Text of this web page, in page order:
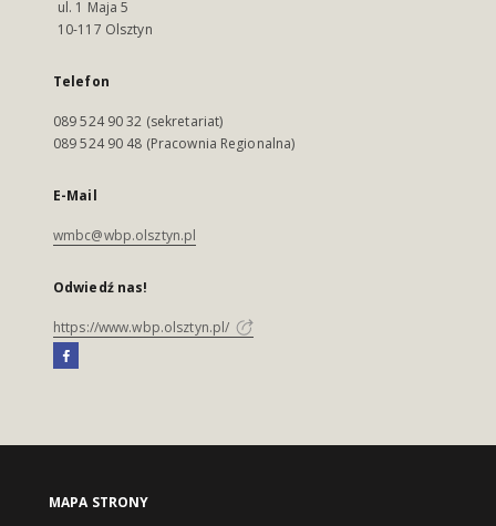
ul. 1 Maja 5
10-117 Olsztyn
Telefon
089 524 90 32 (sekretariat)
089 524 90 48 (Pracownia Regionalna)
E-Mail
wmbc@wbp.olsztyn.pl
Odwiedź nas!
https://www.wbp.olsztyn.pl/
MAPA STRONY